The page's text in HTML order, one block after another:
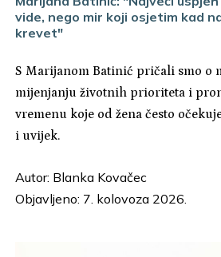
vide, nego mir koji osjetim kad
krevet"
S Marijanom Batinić pričali smo o
mijenjanju životnih prioriteta i
vremenu koje od žena često
i uvijek.
Autor: Blanka Kovačec
Objavljeno: 7. kolovoza 2026.